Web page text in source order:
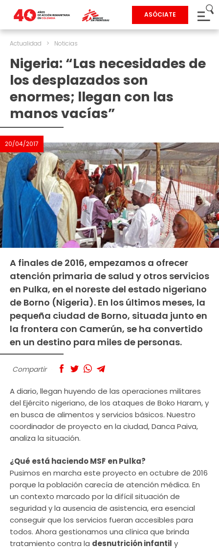
ASÓCIATE
Actualidad > Noticias
Nigeria: “Las necesidades de
los desplazados son
enormes; llegan con las
manos vacías”
20/04/2017
A finales de 2016, empezamos a ofrecer
atención primaria de salud y otros servicios
en Pulka, en el noreste del estado nigeriano
de Borno (Nigeria). En los últimos meses, la
pequeña ciudad de Borno, situada junto en
la frontera con Camerún, se ha convertido
en un destino para miles de personas.
Compartir
A diario, llegan huyendo de las operaciones militares
del Ejército nigeriano, de los ataques de Boko Haram, y
en busca de alimentos y servicios básicos. Nuestro
coordinador de proyecto en la ciudad, Danca Paiva,
analiza la situación.
¿Qué está haciendo MSF en Pulka?
Pusimos en marcha este proyecto en octubre de 2016
porque la población carecía de atención médica. En
un contexto marcado por la difícil situación de
seguridad y la ausencia de asistencia, era esencial
conseguir que los servicios fueran accesibles para
todos. Ahora gestionamos una clínica que brinda
tratamiento contra la desnutrición infantil y